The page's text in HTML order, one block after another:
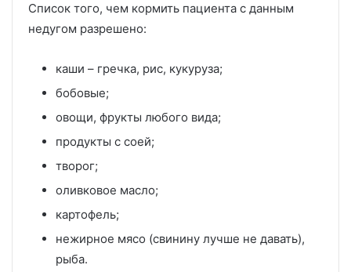
Список того, чем кормить пациента с данным
недугом разрешено:
каши – гречка, рис, кукуруза;
бобовые;
овощи, фрукты любого вида;
продукты с соей;
творог;
оливковое масло;
картофель;
нежирное мясо (свинину лучше не давать),
рыба.